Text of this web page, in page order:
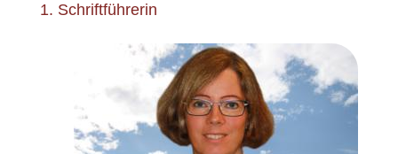
1. Schriftführerin